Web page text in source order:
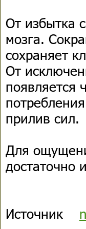
От избытка
мозга.
сохраняет
От
появляется
прилив сил.
Для
достаточно
Источник